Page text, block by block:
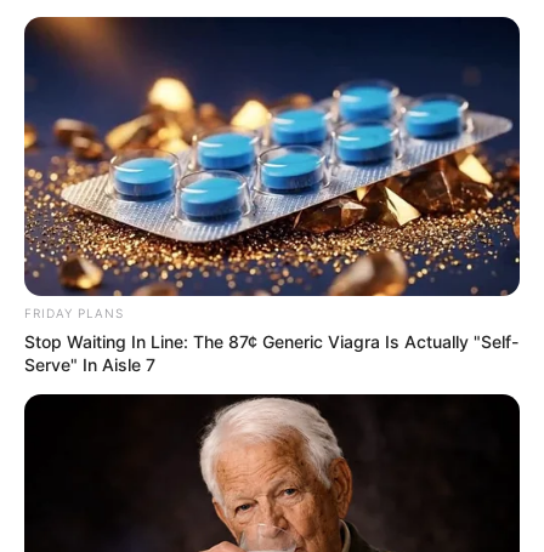
VEJA TAMBÉM
Ginásio Feijão passa por revitalização para ampliar
FRIDAY PLANS
Stop Waiting In Line: The 87¢ Generic Viagra Is Actually "Self-
Serve" In Aisle 7